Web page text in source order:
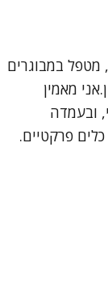
מטפל במבוגרים
מאמין
ובעמדה
פרקטיים.